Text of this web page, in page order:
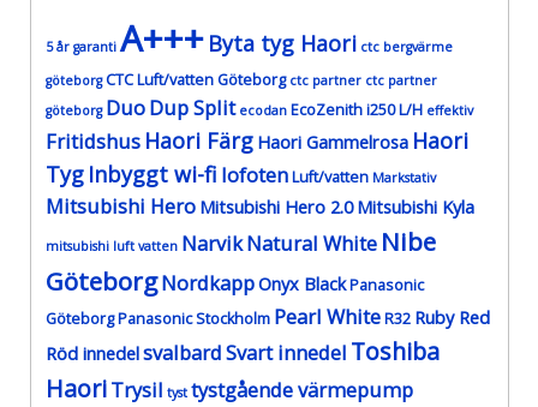
5 år garanti A+++ Byta tyg Haori ctc bergvärme
göteborg CTC Luft/vatten Göteborg ctc partner ctc partner
göteborg DuoDup Split ecodan EcoZenith i250 L/H effektiv
Fritidshus Haori Färg Haori Gammelrosa Haori
Tyg Inbyggt wi-fi lofotenLuft/vatten Markstativ
Mitsubishi Hero Mitsubishi Hero 2.0 Mitsubishi Kyla
mitsubishi luft vatten NarvikNatural White Nibe
GöteborgNordkappOnyx BlackPanasonic
GöteborgPanasonic Stockholm Pearl WhiteR32 Ruby Red
Röd innedelsvalbardSvart innedel Toshiba
HaoriTrysil tyst tystgående värmepump